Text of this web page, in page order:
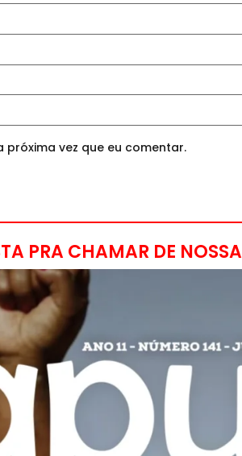
vez que eu comentar.
PRA CHAMAR DE NOSSA